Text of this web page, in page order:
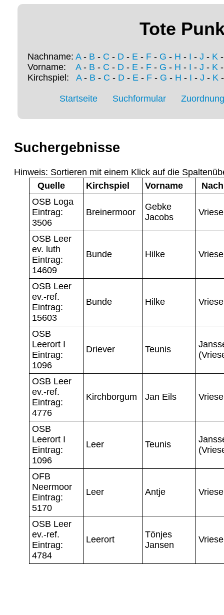
Tote
Nachname: A- B - C - D - E - F - G - H - I - J - K
Vorname: A- B - C - D - E - F - G - H - I - J - K
Kirchspiel: A- B - C - D- E- F- G - H - I - J - K
Startseite Suchformular
Suchergebnisse
Hinweis: Sortieren mit einem Klick auf die
Quelle
Kirchspiel Vorname
OSB Loga
Eintrag:
3506
Breinermoor
Gebke
Jacobs
OSB Leer
ev. luth
Eintrag:
14609
Bunde Hilke
OSB Leer
ev.-ref.
Eintrag:
15603
Bunde Hilke
OSB
Leerort I
Eintrag:
1096
Driever Teunis
OSB Leer
ev.-ref.
Eintrag:
4776
Kirchborgum Jan Eils
OSB
Leerort I
Eintrag:
1096
Leer Teunis
OFB
Neermoor
Eintrag:
5170
Leer Antje
OSB Leer
ev.-ref.
Eintrag:
4784
Leerort
Tönjes
Jansen